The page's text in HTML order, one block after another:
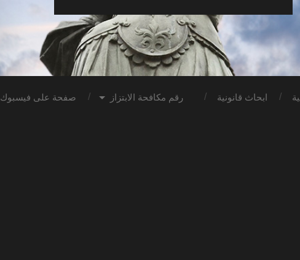
ابحاث قانونية رقم مكافحة الابتزاز صفحة على فيسبوك